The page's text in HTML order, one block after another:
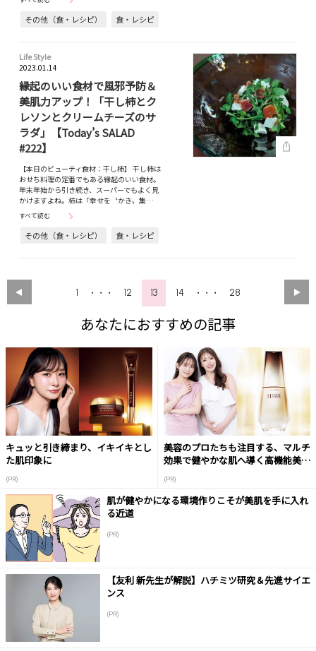
その他（食・レシピ） 食・レシピ
Life Style
2023.01.14
縁起のいい食材で風邪予防＆
美肌力アップ！「干し柿とク
レソンとクリームチーズのサ
ラダ」【Today’s SALAD
#222】
【本日のビューティ食材：干し柿】 干し柿は
おせち料理の定番でもある縁起のいい食材。
年末年始から引き続き、スーパーでもよく見
かけますよね。柿は「幸せを〝かき〟集…
すべて読む
その他（食・レシピ） 食・レシピ
1 ・・・ 12 13 14 ・・・ 28
あなたにおすすめの記事
キュッと引き締まり、イキイキとし
た肌印象に
(PR)
美容のプロたちも注目する、マルチ
効果で健やかな肌へ導く高機能美容
(PR)
肌が健やかになる環境作りこそが美肌を手に入れ
る近道
(PR)
【友利 新先生が解説】ハチミツ研究＆先進サイエ
ンス
(PR)